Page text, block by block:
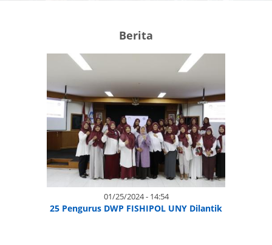
Berita
01/25/2024 - 14:54
25 Pengurus DWP FISHIPOL UNY Dilantik